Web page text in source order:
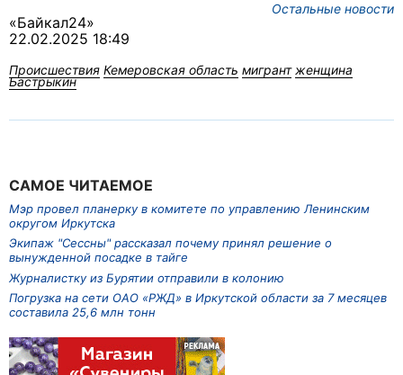
Остальные новости
«Байкал24»
22.02.2025 18:49
Происшествия Кемеровская область мигрант женщина
Бастрыкин
САМОЕ ЧИТАЕМОЕ
Мэр провел планерку в комитете по управлению Ленинским
округом Иркутска
Экипаж "Сессны" рассказал почему принял решение о
вынужденной посадке в тайге
Журналистку из Бурятии отправили в колонию
Погрузка на сети ОАО «РЖД» в Иркутской области за 7 месяцев
составила 25,6 млн тонн